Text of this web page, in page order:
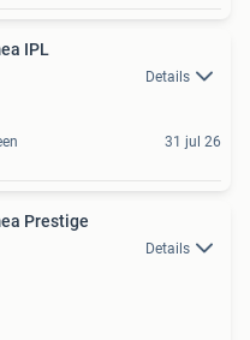
IPL
Details
31 jul 26
Prestige
Details